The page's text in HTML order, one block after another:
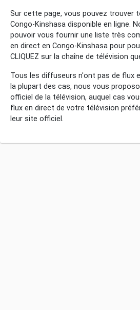
Sur cette page, vous pouvez trouver
Congo-Kinshasa disponible en ligne.
pouvoir vous fournir une liste très
en direct en Congo-Kinshasa pour
CLIQUEZ sur la chaîne de télévision
Tous les diffuseurs n'ont pas de flux
la plupart des cas, nous vous
officiel de la télévision, auquel cas
flux en direct de votre télévision
leur site officiel.